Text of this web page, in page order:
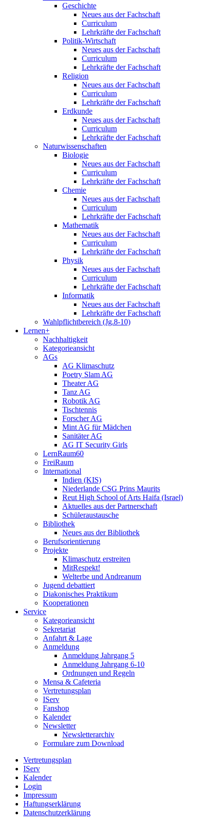
Geschichte
Neues aus der Fachschaft
Curriculum
Lehrkräfte der Fachschaft
Politik-Wirtschaft
Neues aus der Fachschaft
Curriculum
Lehrkräfte der Fachschaft
Religion
Neues aus der Fachschaft
Curriculum
Lehrkräfte der Fachschaft
Erdkunde
Neues aus der Fachschaft
Curriculum
Lehrkräfte der Fachschaft
Naturwissenschaften
Biologie
Neues aus der Fachschaft
Curriculum
Lehrkräfte der Fachschaft
Chemie
Neues aus der Fachschaft
Curriculum
Lehrkräfte der Fachschaft
Mathematik
Neues aus der Fachschaft
Curriculum
Lehrkräfte der Fachschaft
Physik
Neues aus der Fachschaft
Curriculum
Lehrkräfte der Fachschaft
Informatik
Neues aus der Fachschaft
Lehrkräfte der Fachschaft
Wahlpflichtbereich (Jg.8-10)
Lernen+
Nachhaltigkeit
Kategorieansicht
AGs
AG Klimaschutz
Poetry Slam AG
Theater AG
Tanz AG
Robotik AG
Tischtennis
Forscher AG
Mint AG für Mädchen
Sanitäter AG
AG IT Security Girls
LernRaum60
FreiRaum
International
Indien (KIS)
Niederlande CSG Prins Maurits
Reut High School of Arts Haifa (Israel)
Aktuelles aus der Partnerschaft
Schüleraustausche
Bibliothek
Neues aus der Bibliothek
Berufsorientierung
Projekte
Klimaschutz erstreiten
MitRespekt!
Welterbe und Andreanum
Jugend debattiert
Diakonisches Praktikum
Kooperationen
Service
Kategorieansicht
Sekretariat
Anfahrt & Lage
Anmeldung
Anmeldung Jahrgang 5
Anmeldung Jahrgang 6-10
Ordnungen und Regeln
Mensa & Cafeteria
Vertretungsplan
IServ
Fanshop
Kalender
Newsletter
Newsletterarchiv
Formulare zum Download
Vertretungsplan
IServ
Kalender
Login
Impressum
Haftungserklärung
Datenschutzerklärung